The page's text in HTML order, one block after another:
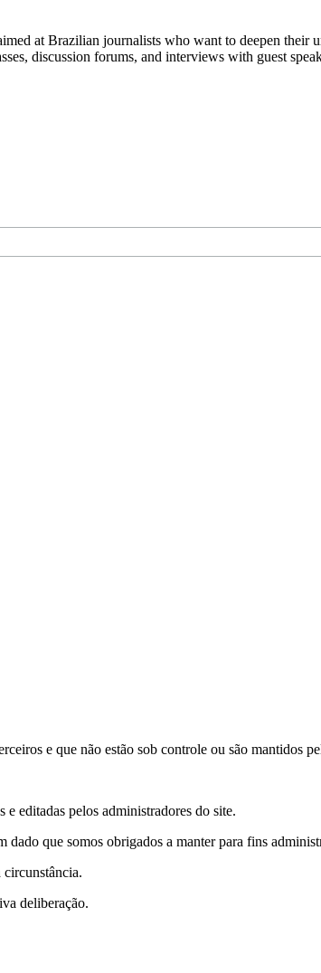
at Brazilian journalists who want to deepen their
discussion forums, and interviews with guest
e que não estão sob controle ou são mantidos
e editadas pelos administradores do site.
que somos obrigados a manter para fins
deliberação.